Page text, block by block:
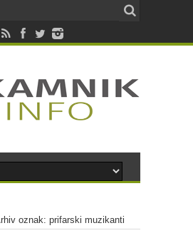
oznak: prifarski muzikanti